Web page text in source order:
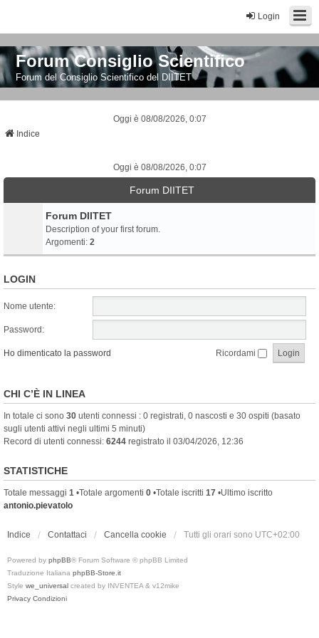
Login
Forum Consiglio Scientifico
Forum del Consiglio Scientifico del DIITET
Oggi è 08/08/2026, 0:07
Indice
Oggi è 08/08/2026, 0:07
Forum DIITET
Forum DIITET
Description of your first forum.
Argomenti: 2
LOGIN
Nome utente:
Password:
Ho dimenticato la password Ricordami
CHI C’È IN LINEA
In totale ci sono 30 utenti connessi : 0 registrati, 0 nascosti e 30 ospiti (basato
sugli utenti attivi negli ultimi 5 minuti)
Record di utenti connessi: 6244 registrato il 03/04/2026, 12:36
STATISTICHE
Totale messaggi 1 •Totale argomenti 0 •Totale iscritti 17 •Ultimo iscritto
antonio.pievatolo
Indice Contattaci Cancella cookie Tutti gli orari sono UTC+02:00
Powered by phpBB® Forum Software © phpBB Limited
Traduzione Italiana phpBB-Store.it
Style we_universal created by INVENTEA & v12mike
Privacy Condizioni